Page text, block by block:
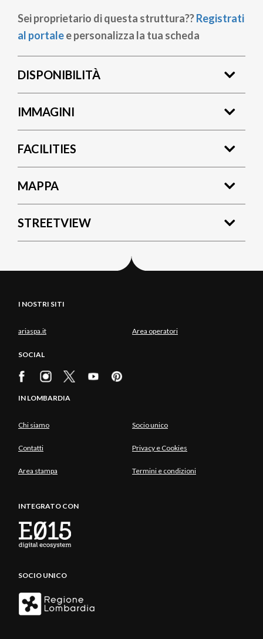
Sei proprietario di questa struttura??Registrati
al portalee personalizza la tua scheda
DISPONIBILITÀ
IMMAGINI
FACILITIES
MAPPA
STREETVIEW
I NOSTRI SITI
ariaspa.it Area operatori
SOCIAL
IN LOMBARDIA
Chi siamo Socio unico
Contatti Privacy e Cookies
Area stampa Termini e condizioni
INTEGRATO CON
SOCIO UNICO